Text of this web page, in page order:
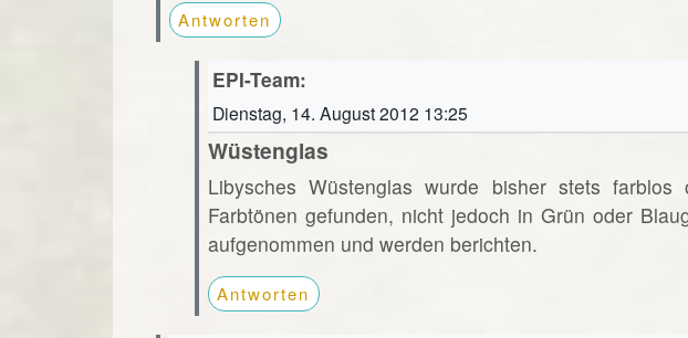
Antworten
EPI-Team:
Dienstag, 14. August 2012 13:25
Wüstenglas
Libysches Wüstenglas wurde bisher stets
Farbtönen gefunden, nicht jedoch in Grün oder
aufgenommen und werden berichten.
Antworten